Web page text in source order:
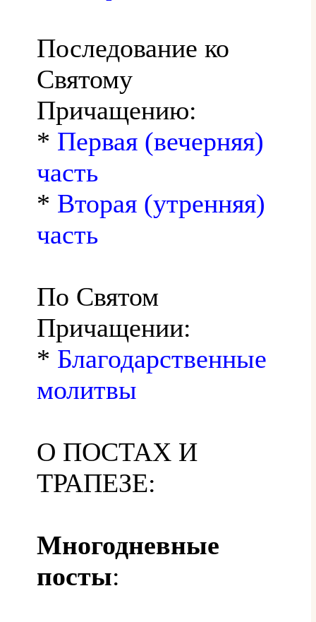
Последование ко
Святому
Причащению:
* Первая (вечерняя)
часть
* Вторая (утренняя)
часть
По Святом
Причащении:
* Благодарственные
молитвы
О ПОСТАХ И
ТРАПЕЗЕ:
Многодневные
посты: